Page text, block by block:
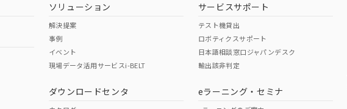
ソリューション
解決提案
事例
イベント
現場データ活用サービスi-BELT
ダウンロードセンタ
サービスサポート
テスト機貸出
ロボティクスサポート
日本語相談窓口ジャパンデスク
輸出該非判定
eラーニング・セミナ